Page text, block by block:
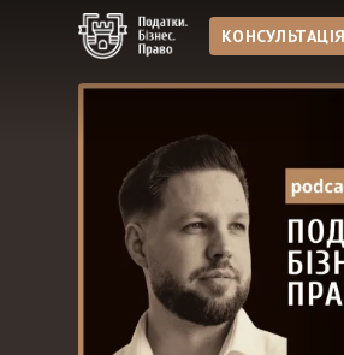
КОНСУЛЬТАЦІЯ